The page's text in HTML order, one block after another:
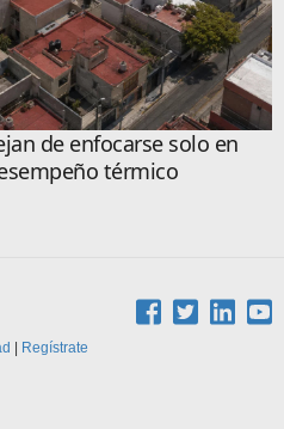
de enfocarse solo en
térmico
Regístrate